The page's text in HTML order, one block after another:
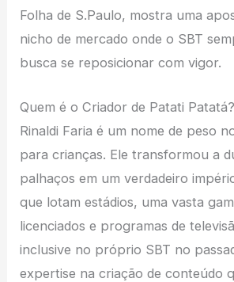
Folha de S.Paulo, mostra uma
nicho de mercado onde o SBT
busca se reposicionar com vigor.
Quem é o Criador de Patati Patatá?
Rinaldi Faria é um nome de peso
para crianças. Ele transformou a
palhaços em um verdadeiro
que lotam estádios, uma vasta
licenciados e programas de
inclusive no próprio SBT no
expertise na criação de conteúdo